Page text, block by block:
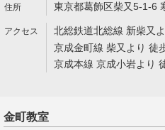
東京都葛飾区柴又5-1-6
北総鉄道北総線 新柴又
京成金町線 柴又より 徒
京成本線 京成小岩より
金町教室